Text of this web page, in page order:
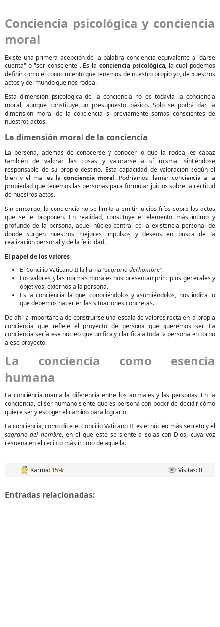
Conciencia psicológica y conciencia
moral
Existe una primera acepción de la palabra conciencia equivalente a "darse
cuenta" o "ser consciente". Es la conciencia psicológica, la cual podemos
definir como el conocimiento que tenemos de nuestro propio yo, de nuestros
actos y del mundo que nos rodea.
Esta dimensión psicológica de la conciencia no es todavía la conciencia
moral, aunque constituye un presupuesto básico. Solo se podrá dar la
dimensión moral de la conciencia si previamente somos conscientes de
nuestros actos.
La dimensión moral de la conciencia
La persona, además de conocerse y conocer lo que la rodea, es capaz
también de valorar las cosas y valorarse a sí misma, sintiéndose
responsable de su propio destino. Esta capacidad de valoración según el
bien y el mal es la conciencia moral. Podríamos llamar conciencia a la
propiedad que tenemos las personas para formular juicios sobre la rectitud
de nuestros actos.
Sin embargo, la conciencia no se limita a emitir juicios fríos sobre los actos
que se le proponen. En realidad, constituye el elemento más íntimo y
profundo de la persona, aquel núcleo central de la existencia personal de
donde surgen nuestros mejores impulsos y deseos en busca de la
realización personal y de la felicidad.
El papel de los valores
El Concilio Vaticano II la llama "sagrario del hombre".
Los valores y las normas morales nos presentan principios generales y
objetivos, externos a la persona.
Es la conciencia la que, conociéndolos y asumiéndolos, nos indica lo
que debemos hacer en las situaciones concretas.
De ahí la importancia de construirse una escala de valores recta en la propia
conciencia que refleje el proyecto de persona que queremos ser. La
conciencia sería ese núcleo que unifica y clarifica a toda la persona en torno
a ese proyecto.
La conciencia como esencia
humana
La conciencia marca la diferencia entre los animales y las personas. En la
conciencia, el ser humano siente que es persona con poder de decidir cómo
quiere ser y escoger el camino para lograrlo.
La conciencia, como dice el Concilio Vaticano II, es el núcleo más secreto y el
sagrario del hombre, en el que este se siente a solas con Dios, cuya voz
resuena en el recinto más íntimo de aquella.
Karma: 15% Visitas: 0
Entradas relacionadas: